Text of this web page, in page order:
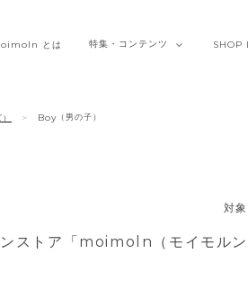
とは 特集・ コンテンツ SHOP
Boy （男の子）
ストア「moimoln（モイモルン